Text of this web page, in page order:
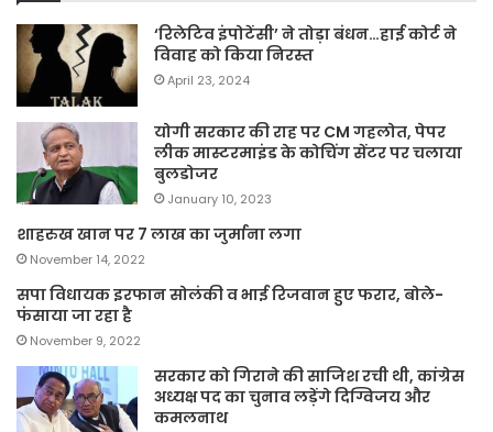
‘रिलेटिव इंपोटेंसी’ ने तोड़ा बंधन…हाई कोर्ट ने
विवाह को किया निरस्त
April 23, 2024
योगी सरकार की राह पर CM गहलोत, पेपर
लीक मास्टरमाइंड के कोचिंग सेंटर पर चलाया
बुलडोजर
January 10, 2023
शाहरुख खान पर 7 लाख का जुर्माना लगा
November 14, 2022
सपा विधायक इरफान सोलंकी व भाई रिजवान हुए फरार, बोले-
फंसाया जा रहा है
November 9, 2022
सरकार को गिराने की साजिश रची थी, कांग्रेस
अध्यक्ष पद का चुनाव लड़ेंगे दिग्विजय और
कमलनाथ